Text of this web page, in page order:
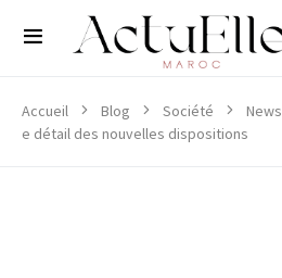
Accueil Blog Société News
e détail des nouvelles dispositions